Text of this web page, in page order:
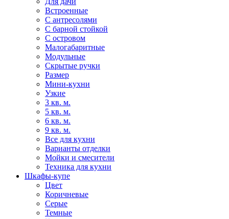
Встроенные
С антресолями
С барной стойкой
С островом
Малогабаритные
Модульные
Скрытые ручки
Размер
Мини-кухни
Узкие
3 кв. м.
5 кв. м.
6 кв. м.
9 кв. м.
Все для кухни
Варианты отделки
Мойки и смесители
Техника для кухни
Шкафы-купе
Цвет
Коричневые
Серые
Темные